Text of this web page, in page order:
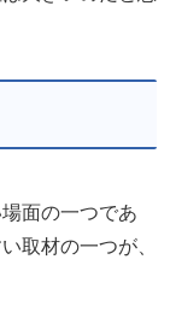
面の一つであ
取材の一つが、